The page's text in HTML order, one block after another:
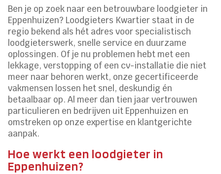
Ben je op zoek naar een betrouwbare loodgieter in
Eppenhuizen? Loodgieters Kwartier staat in de
regio bekend als hét adres voor specialistisch
loodgieterswerk, snelle service en duurzame
oplossingen. Of je nu problemen hebt met een
lekkage, verstopping of een cv-installatie die niet
meer naar behoren werkt, onze gecertificeerde
vakmensen lossen het snel, deskundig én
betaalbaar op. Al meer dan tien jaar vertrouwen
particulieren en bedrijven uit Eppenhuizen en
omstreken op onze expertise en klantgerichte
aanpak.
Hoe werkt een loodgieter in
Eppenhuizen?